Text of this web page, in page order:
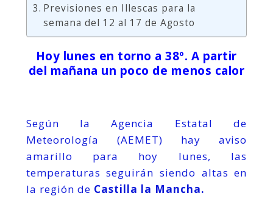
Previsiones en Illescas para la
semana del 12 al 17 de Agosto
Hoy lunes en torno a 38º. A partir
del mañana un poco de menos calor
Según la Agencia Estatal de
Meteorología (AEMET) hay aviso
amarillo para hoy lunes, las
temperaturas seguirán siendo altas en
la región de Castilla la Mancha.